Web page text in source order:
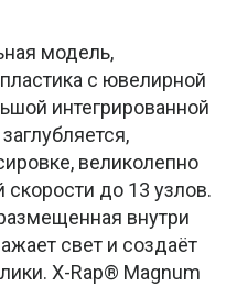
модель,
с ювелирной
интегрированной
великолепно
до 13 узлов.
внутри
свет и создаёт
X-Rap® Magnum